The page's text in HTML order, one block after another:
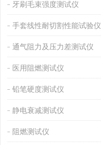
牙刷毛束强度测试仪
手套线性耐切割性能试验仪
通气阻力及压力差测试仪
医用阻燃测试仪
铅笔硬度测试仪
静电衰减测试仪
阻燃测试仪